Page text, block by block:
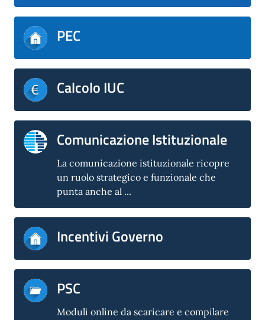
PEC
Calcolo IUC
Comunicazione Istituzionale
La comunicazione istituzionale ricopre
un ruolo strategico e funzionale che
punta anche al ...
Incentivi Governo
PSC
Moduli online da scaricare e compilare